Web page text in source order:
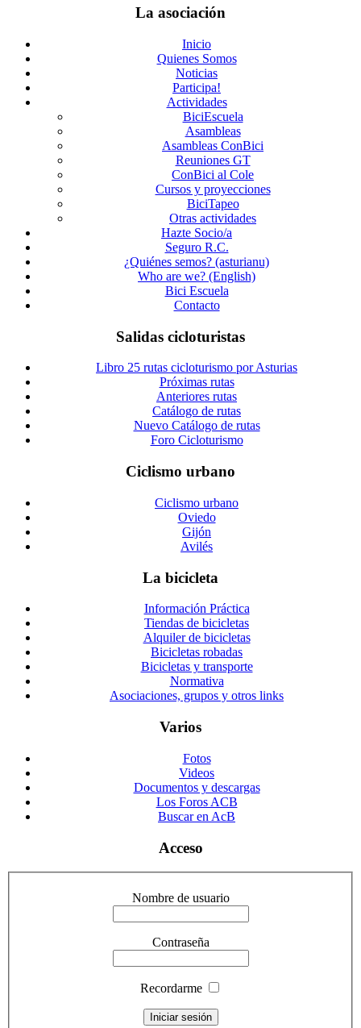
La asociación
Inicio
Quienes Somos
Noticias
Participa!
Actividades
BiciEscuela
Asambleas
Asambleas ConBici
Reuniones GT
ConBici al Cole
Cursos y proyecciones
BiciTapeo
Otras actividades
Hazte Socio/a
Seguro R.C.
¿Quiénes semos? (asturianu)
Who are we? (English)
Bici Escuela
Contacto
Salidas cicloturistas
Libro 25 rutas cicloturismo por Asturias
Próximas rutas
Anteriores rutas
Catálogo de rutas
Nuevo Catálogo de rutas
Foro Cicloturismo
Ciclismo urbano
Ciclismo urbano
Oviedo
Gijón
Avilés
La bicicleta
Información Práctica
Tiendas de bicicletas
Alquiler de bicicletas
Bicicletas robadas
Bicicletas y transporte
Normativa
Asociaciones, grupos y otros links
Varios
Fotos
Videos
Documentos y descargas
Los Foros ACB
Buscar en AcB
Acceso
Nombre de usuario
Contraseña
Recordarme